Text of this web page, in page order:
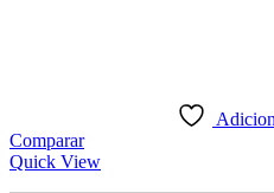
Comparar
Quick View